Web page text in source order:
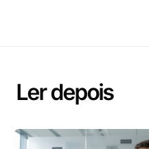
Ler depois